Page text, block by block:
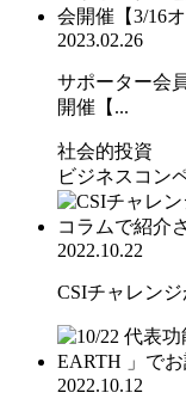
2023.02.26
サポーター会
開催【...
社会的投資
ビジネスコン
2022.10.22
CSIチャレン
2022.10.12